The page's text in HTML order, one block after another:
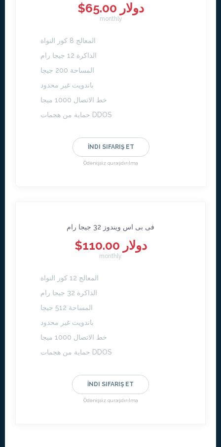
$65.00 دولار
monthly
المعالج 8 كور النواة
الذاكرة 12 جيجا رام
المساحة 200 جيجا
باندويث غير محدود
خط الاتصال 1000 ميجا
حماية من هجمات DDOS
İNDI SIFARIŞ ET
Ödənişsiz quraşdırılma
فى بى اس ويندوز 32 جيجا رام
$110.00 دولار
monthly
المعالج 12 كور النواة
الذاكرة 32 جيجا رام
المساحة 512 جيجا
باندويث غير محدود
خط الاتصال 1000 ميجا
حماية من هجمات DDOS
İNDI SIFARIŞ ET
Ödənişsiz quraşdırılma